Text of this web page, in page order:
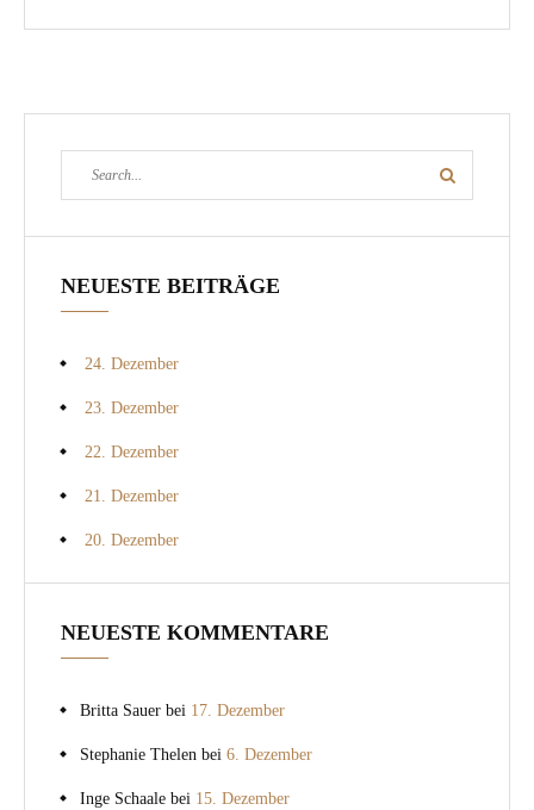
Search
for:
Search
NEUESTE BEITRÄGE
24. Dezember
23. Dezember
22. Dezember
21. Dezember
20. Dezember
NEUESTE KOMMENTARE
Britta Sauer bei 17. Dezember
Stephanie Thelen bei 6. Dezember
Inge Schaale bei 15. Dezember